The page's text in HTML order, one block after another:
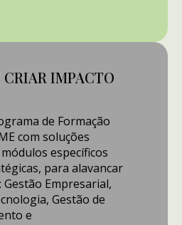
CRIAR IMPACTO
de Formação
com soluções
específicos
para alavancar
Empresarial,
Gestão de
e